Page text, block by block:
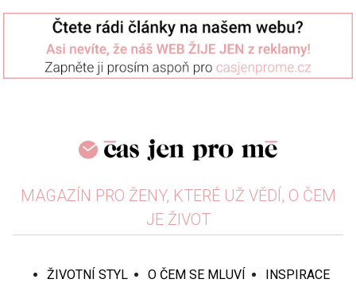
MAGAZÍN PRO ŽENY, KTERÉ UŽ VĚDÍ, O ČEM
JE ŽIVOT
ŽIVOTNÍ STYL O ČEM SE MLUVÍ
INSPIRACE